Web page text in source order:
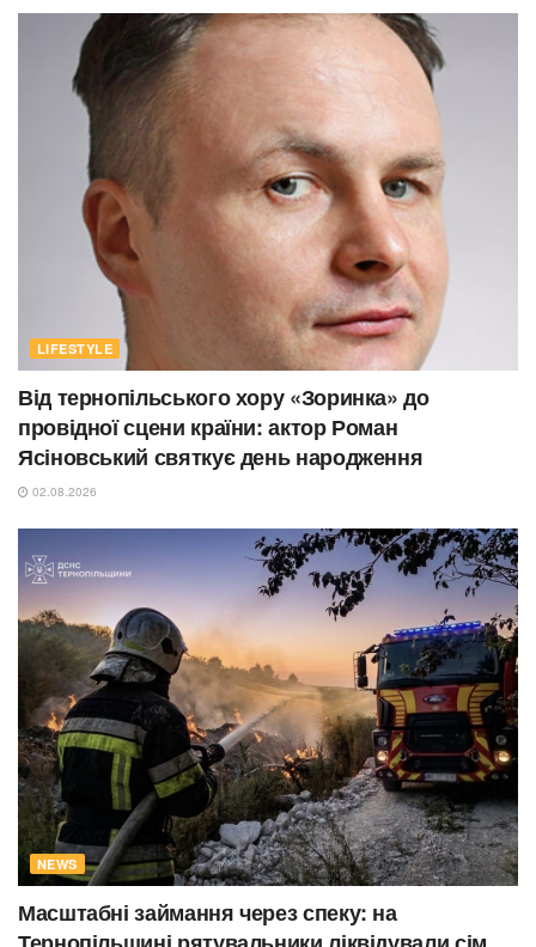
LIFESTYLE
Від тернопільського хору «Зоринка» до
провідної сцени країни: актор Роман
Ясіновський святкує день народження
02.08.2026
NEWS
Масштабні займання через спеку: на